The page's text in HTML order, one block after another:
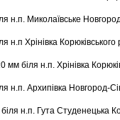
н.п. Миколаївське
н.п Хрінівка Корюківського
мм біля н.п. Хрінівка
н.п. Архипівка Новгород-
н.п. Гута Студенецька